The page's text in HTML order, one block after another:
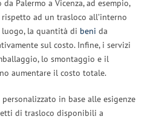
Palermo a Vicenza, ad esempio,
ad un trasloco all’interno
luogo, la quantità di beni da
sul costo. Infine, i servizi
lo smontaggio e il
aumentare il costo totale.
in base alle esigenze
di trasloco disponibili a